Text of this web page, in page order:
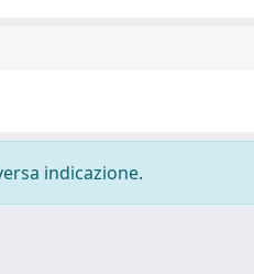
indicazione.